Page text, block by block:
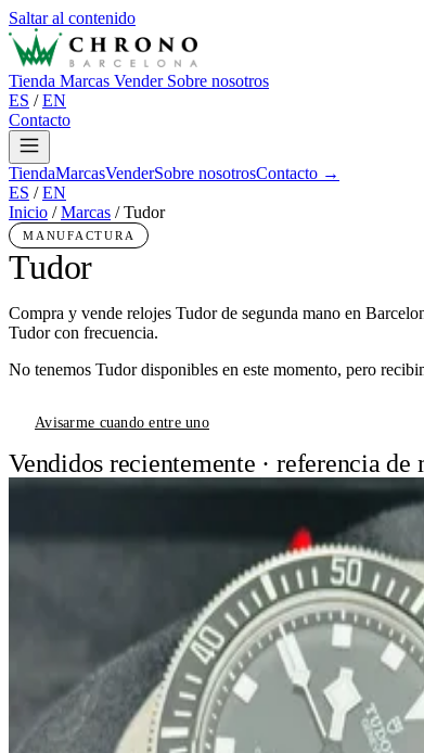
Saltar al contenido
Tienda Marcas Vender Sobre nosotros
ES / EN
Contacto
TiendaMarcasVenderSobre nosotrosContacto →
ES / EN
Inicio / Marcas / Tudor
MANUFACTURA
Tudor
Compra y vende relojes Tudor de segunda mano en
Tudor con frecuencia.
No tenemos Tudor disponibles en este momento, pero
Avisarme cuando entre uno
Vendidos recientemente · referencia de